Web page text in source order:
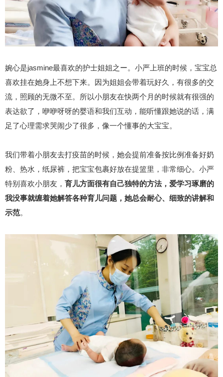
婉心是jasmine最喜欢的护士姐姐之ー。小严上班的时候，宝宝总
喜欢挂在她身上不想下来。因为姐姐会带着玩好久，有很多的交
流，照顾的无微不至。所以小朋友在快两个月的时候就有很强的
表达欲了，咿咿呀呀的婴语和我们互动，能听懂跟她说的话，满
足了心理需求哭闹少了很多，像一个懂事的大宝宝。
我们带着小朋友去打疫苗的时候，她会提前准备按比例准备好奶
粉、热水，纸尿裤，把宝宝包裹好放在提篮里，非常细心。小严
特别喜欢小朋友， 育儿方面很有自己独特的方法，爱学习琢磨的
我没事就缠着她解答各种育儿问题，她总会耐心、细致的讲解和
示范。